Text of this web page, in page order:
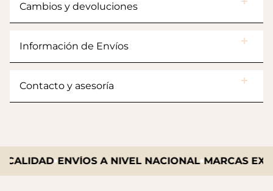
Cambios y devoluciones
Información de Envíos
Contacto y asesoría
ENVÍOS A NIVEL NACIONAL MARCAS
$175.000